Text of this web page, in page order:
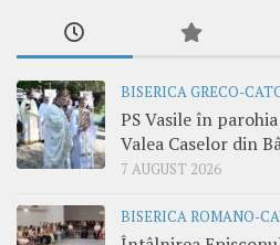
BISERICA GRECO-
PS Vasile în
Valea Caselor din
7 AUGUST 2026
BISERICA ROMANO-